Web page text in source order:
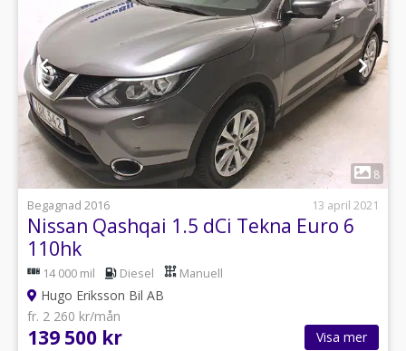
1
8
Begagnad 2016
13 april 2021
Nissan Qashqai 1.5 dCi Tekna Euro 6
110hk
14 000 mil Diesel Manuell
Hugo Eriksson Bil AB
fr. 2 260 kr/mån
139 500 kr Visa mer